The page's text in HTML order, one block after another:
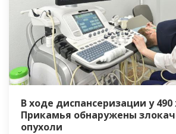
В ходе диспансеризации у
Прикамья обнаружены
опухоли